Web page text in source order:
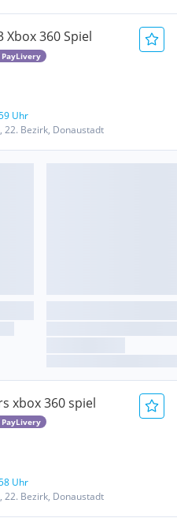
Xbox 360 Spiel
PayLivery
Uhr
22. Bezirk, Donaustadt
xbox 360 spiel
PayLivery
Uhr
22. Bezirk, Donaustadt